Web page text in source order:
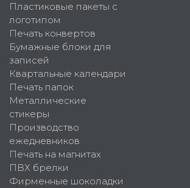
Пластиковые пакеты с
логотипом
Печать конвертов
Бумажные блоки для
записей
Квартальные календари
Печать папок
Металлические
стикеры
Производство
ежедневников
Печать на магнитах
ПВХ брелки
Фирменные шоколадки